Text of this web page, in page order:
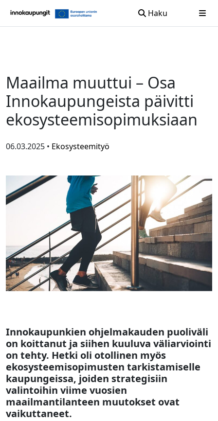
Haku
Maailma muuttui – Osa
Innokaupungeista päivitti
ekosysteemisopimuksiaan
06.03.2025 • Ekosysteemityö
Innokaupunkien ohjelmakauden puoliväli
on koittanut ja siihen kuuluva väliarviointi
on tehty. Hetki oli otollinen myös
ekosysteemisopimusten tarkistamiselle
kaupungeissa, joiden strategisiin
valintoihin viime vuosien
maailmantilanteen muutokset ovat
vaikuttaneet.